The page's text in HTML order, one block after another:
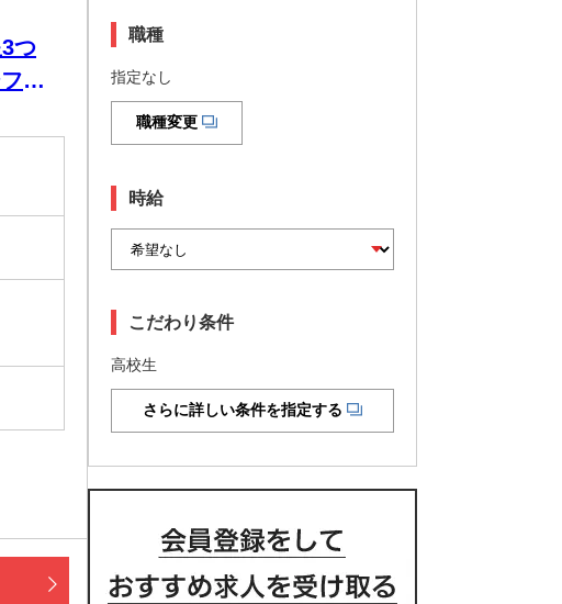
つ
ト
職種
指定なし
職種変更
時給
こだわり条件
高校生
さらに詳しい条件を指定する